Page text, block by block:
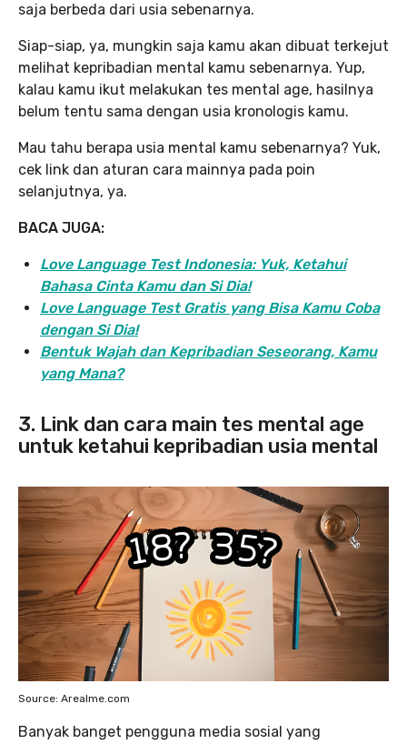
saja berbeda dari usia sebenarnya.
Siap-siap, ya, mungkin saja kamu akan dibuat terkejut
melihat kepribadian mental kamu sebenarnya. Yup,
kalau kamu ikut melakukan tes mental age, hasilnya
belum tentu sama dengan usia kronologis kamu.
Mau tahu berapa usia mental kamu sebenarnya? Yuk,
cek link dan aturan cara mainnya pada poin
selanjutnya, ya.
BACA JUGA:
Love Language Test Indonesia: Yuk, Ketahui
Bahasa Cinta Kamu dan Si Dia!
Love Language Test Gratis yang Bisa Kamu Coba
dengan Si Dia!
Bentuk Wajah dan Kepribadian Seseorang, Kamu
yang Mana?
3. Link dan cara main tes mental age
untuk ketahui kepribadian usia mental
Source: Arealme.com
Banyak banget pengguna media sosial yang